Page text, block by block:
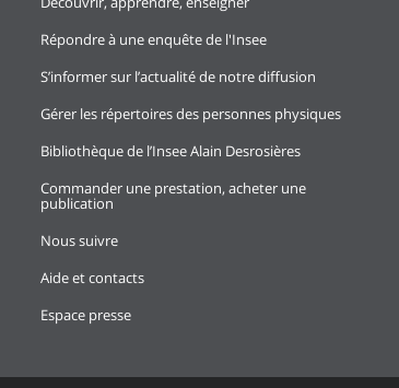
Répondre à une enquête de l'Insee
S’informer sur l’actualité de notre diffusion
Gérer les répertoires des personnes physiques
Bibliothèque de l’Insee Alain Desrosières
Commander une prestation, acheter une
publication
Nous suivre
Aide et contacts
Espace presse